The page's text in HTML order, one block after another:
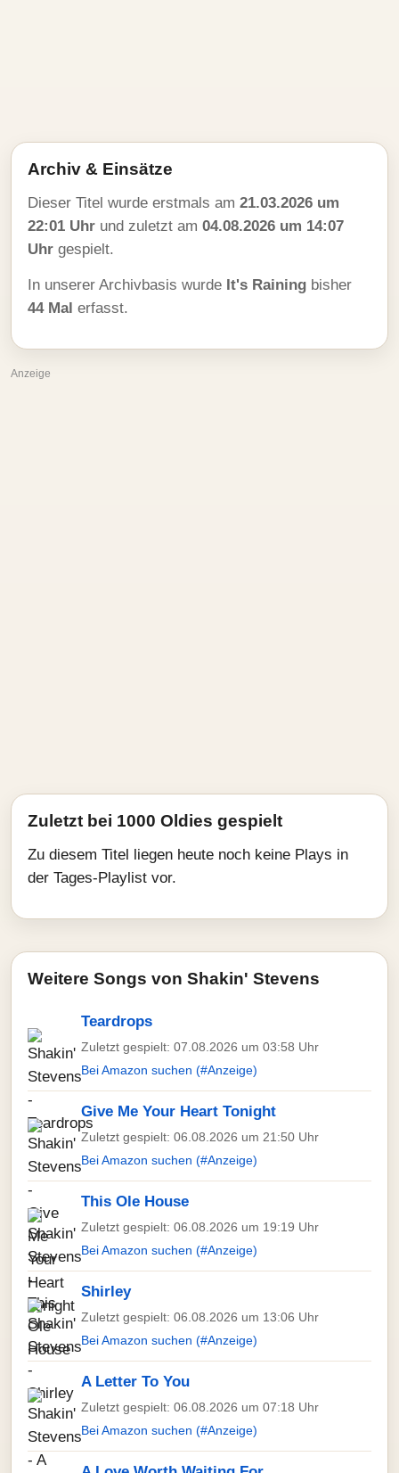
Archiv & Einsätze
Dieser Titel wurde erstmals am 21.03.2026 um
22:01 Uhr und zuletzt am 04.08.2026 um 14:07
Uhr gespielt.
In unserer Archivbasis wurde It's Raining bisher
44 Mal erfasst.
Anzeige
Zuletzt bei 1000 Oldies gespielt
Zu diesem Titel liegen heute noch keine Plays in
der Tages-Playlist vor.
Weitere Songs von Shakin' Stevens
Teardrops
Zuletzt gespielt: 07.08.2026 um 03:58 Uhr
Bei Amazon suchen (#Anzeige)
Give Me Your Heart Tonight
Zuletzt gespielt: 06.08.2026 um 21:50 Uhr
Bei Amazon suchen (#Anzeige)
This Ole House
Zuletzt gespielt: 06.08.2026 um 19:19 Uhr
Bei Amazon suchen (#Anzeige)
Shirley
Zuletzt gespielt: 06.08.2026 um 13:06 Uhr
Bei Amazon suchen (#Anzeige)
A Letter To You
Zuletzt gespielt: 06.08.2026 um 07:18 Uhr
Bei Amazon suchen (#Anzeige)